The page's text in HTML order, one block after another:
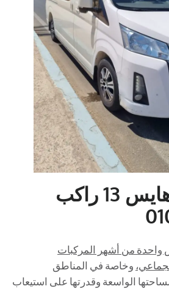
إيجار تويوتا هايس 13 راكب
واحدة من أشهر المركبات
وخاصة في المناطق
الواسعة وقدرتها على استيعاب